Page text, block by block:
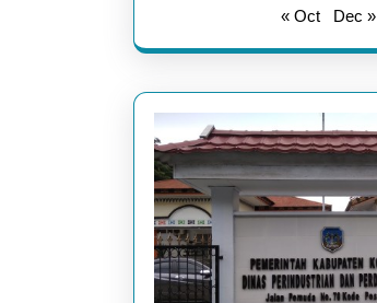
« Oct Dec »